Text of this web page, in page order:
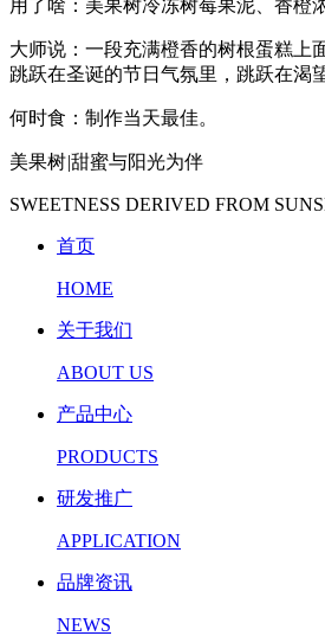
用了啥：美果树冷冻树莓果泥、香橙
大师说：一段充满橙香的树根蛋糕上
跳跃在圣诞的节日气氛里，跳跃在渴
何时食：制作当天最佳。
美果树|甜蜜与阳光为伴
SWEETNESS DERIVED FROM
首页
HOME
关于我们
ABOUT US
产品中心
PRODUCTS
研发推广
APPLICATION
品牌资讯
NEWS